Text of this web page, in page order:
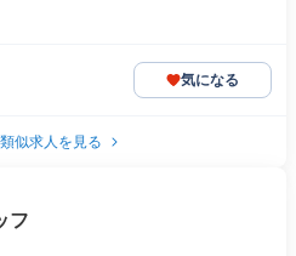
気になる
似求人を見る
フ